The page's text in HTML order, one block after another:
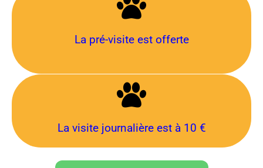
La pré-visite est offerte
La visite journalière est à 10 €